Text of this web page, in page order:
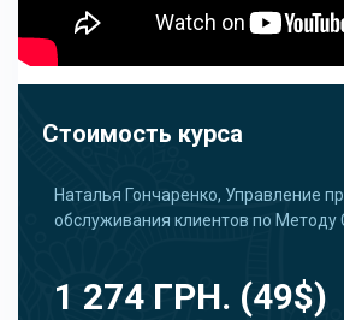
Стоимость курса
Наталья Гончаренко, Управление
обслуживания клиентов по Методу
1 274 ГРН. (49$)